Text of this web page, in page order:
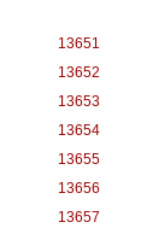
13651
13652
13653
13654
13655
13656
13657